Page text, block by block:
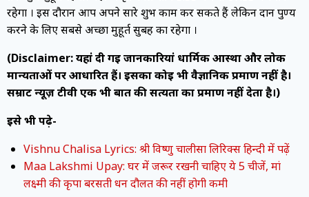
रहेगा । इस दौरान आप अपने सारे शुभ काम कर सकते हैं लेकिन दान पुण्य
करने के लिए सबसे अच्छा मुहूर्त सुबह का रहेगा ।
(Disclaimer: यहां दी गई जानकारियां धार्मिक आस्था और लोक
मान्यताओं पर आधारित हैं। इसका कोई भी वैज्ञानिक प्रमाण नहीं है।
सम्राट न्यूज़ टीवी एक भी बात की सत्यता का प्रमाण नहीं देता है।)
इसे भी पढ़े-
Vishnu Chalisa Lyrics: श्री विष्णु चालीसा लिरिक्स हिन्दी में पढ़ें
Maa Lakshmi Upay: घर में जरूर रखनी चाहिए ये 5 चीजें, मां
लक्ष्मी की कृपा बरसती धन दौलत की नहीं होगी कमी